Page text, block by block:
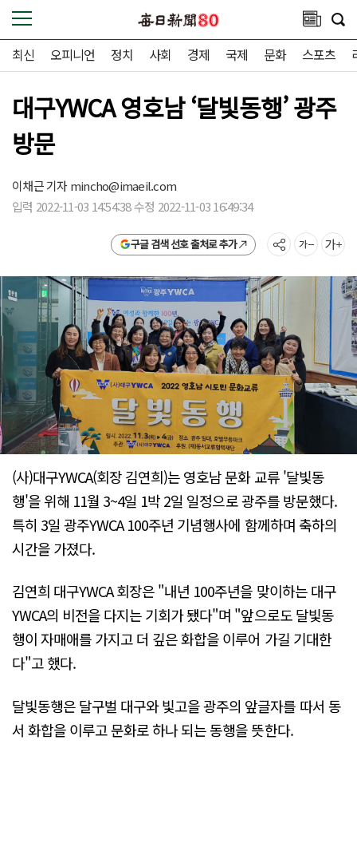
최신 오피니언 정치 사회 경제 국제 문화 스포츠
대구YWCA 영호남 ‘달빛동행’ 광주
방문
이채근 기자mincho@imaeil.com
입력 2022-11-03 14:54:38 수정 2022-11-03 16:49:34
구글 검색 선호 출처로 추가
(사)대구YWCA(회장 김연희)는 영호남 문화 교류 '달빛동
행'을 위해 11월 3~4일 1박 2일 일정으로 광주를 방문했다.
특히 3일 광주YWCA 100주년 기념행사에 함께하며 축하의
시간을 가졌다.
김연희 대구YWCA 회장은 "내년 100주년을 맞이하는 대구
YWCA의 비전을 다지는 기회가 됐다"며 "앞으로도 달빛동
행이 자매애를 가지고 더 깊은 화합을 이루어 가길 기대한
다"고 했다.
달빛동행은 달구벌 대구와 빛고을 광주의 앞글자를 따서 동
서 화합을 이루고 문화로 하나 되는 동행을 뜻한다.